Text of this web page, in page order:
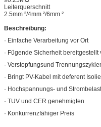
Leiterquerschnitt
2.5mm ²/4mm ²/6mm ²
Beschreibung:
· Einfache Verarbeitung vor Ort
· Fügende Sicherheit
· Verstopfungsund
· Bringt PV-Kabel mit deferent
· Hochspannungs- und
· TUV und CER genehmigten
· Konkurrenzfähiger Preis